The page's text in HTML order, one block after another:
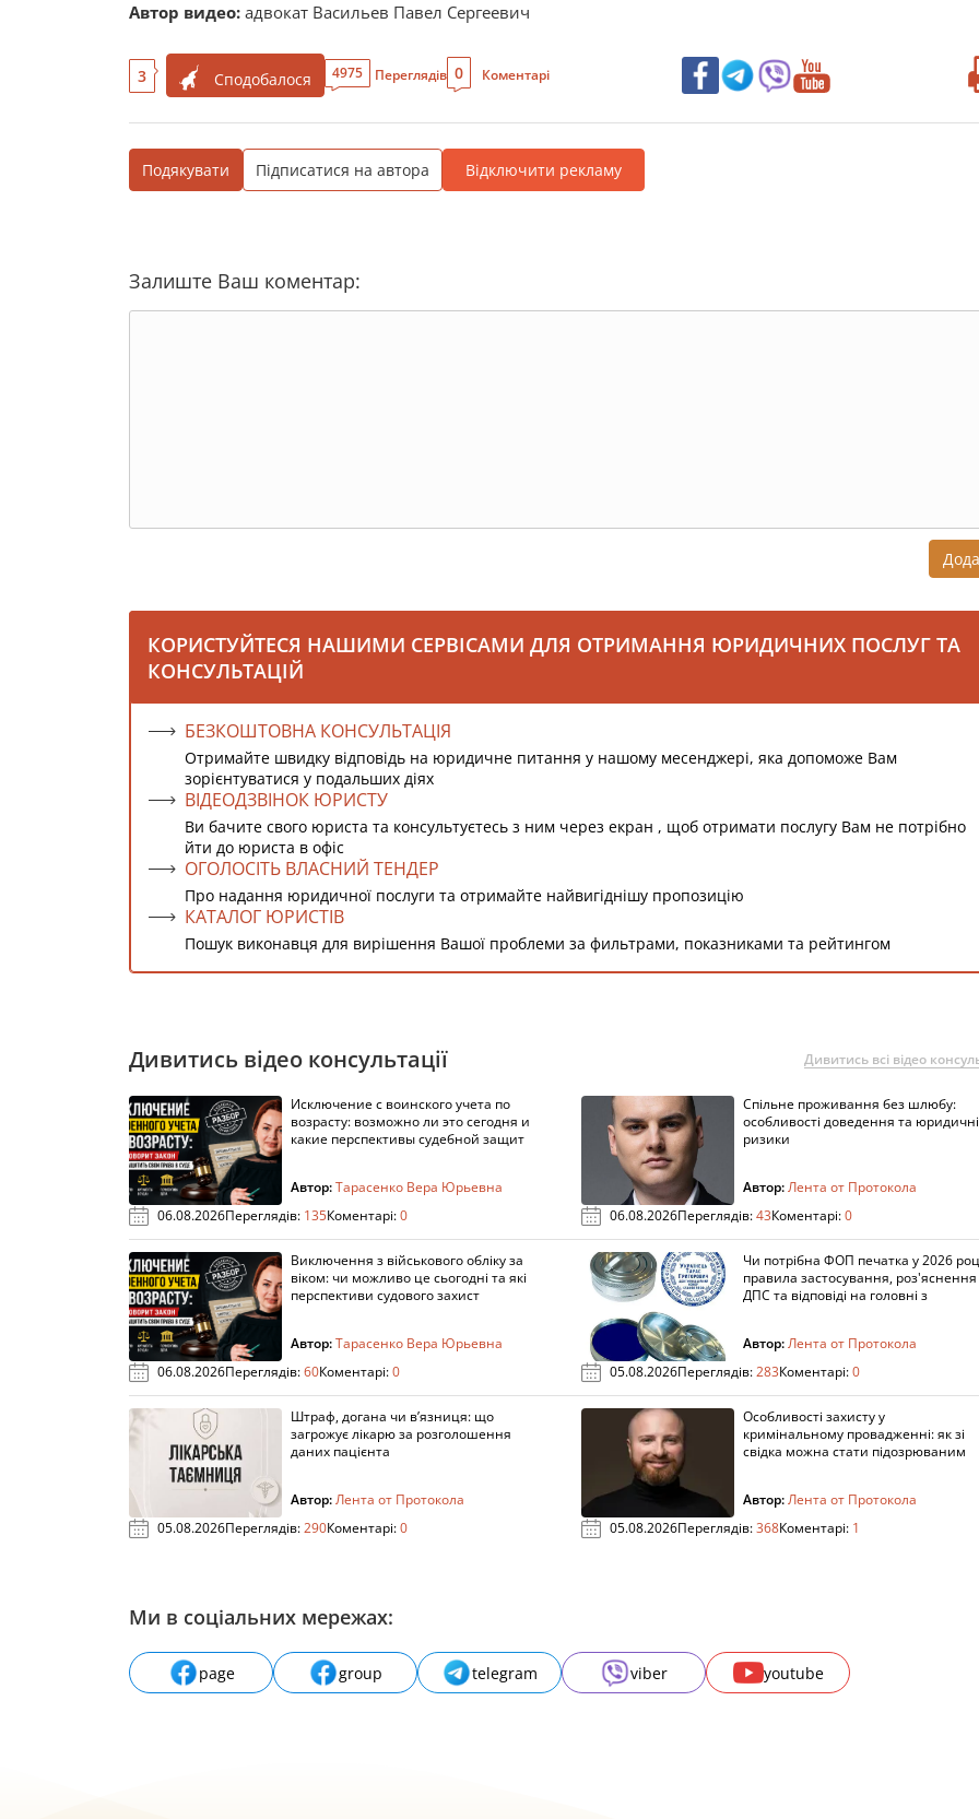
Автор видео: адвокат Васильев Павел Сергеевич
3 Сподобалося 4975 Переглядів 0 Коментарі
Подякувати Підписатися на автора Відключити рекламу
Залиште Ваш коментар:
КОРИСТУЙТЕСЯ НАШИМИ СЕРВІСАМИ ДЛЯ ОТРИМАННЯ ЮРИДИЧНИХ ПОСЛУГ ТА
КОНСУЛЬТАЦІЙ
БЕЗКОШТОВНА КОНСУЛЬТАЦІЯ
Отримайте швидку відповідь на юридичне питання у нашому месенджері, яка допоможе Вам
зорієнтуватися у подальших діях
ВІДЕОДЗВІНОК ЮРИСТУ
Ви бачите свого юриста та консультуєтесь з ним через екран , щоб отримати послугу Вам не потрібно
йти до юриста в офіс
ОГОЛОСІТЬ ВЛАСНИЙ ТЕНДЕР
Про надання юридичної послуги та отримайте найвигіднішу пропозицію
КАТАЛОГ ЮРИСТІВ
Пошук виконавця для вирішення Вашої проблеми за фильтрами, показниками та рейтингом
Дивитись відео консультації Дивитись всі відео
Исключение с воинского учета по
возрасту: возможно ли это сегодня и
какие перспективы судебной защит
Автор:Тарасенко Вера Юрьевна
06.08.2026Переглядів: 135Коментарі:0
Спільне проживання без шлюбу:
особливості доведення та юридичні
ризики
Автор:Лента от Протокола
06.08.2026Переглядів:43Коментарі:0
Виключення з військового обліку за
віком: чи можливо це сьогодні та які
перспективи судового захист
Автор:Тарасенко Вера Юрьевна
06.08.2026Переглядів:60Коментарі:0
Чи потрібна ФОП печатка у 2026
правила застосування, роз'яснення
ДПС та відповіді на головні з
Автор:Лента от Протокола
05.08.2026Переглядів:283Коментарі:0
Штраф, догана чи в’язниця: що
загрожує лікарю за розголошення
даних пацієнта
Автор:Лента от Протокола
05.08.2026Переглядів:290Коментарі:0
Особливості захисту у
кримінальному провадженні: як зі
свідка можна стати підозрюваним
Автор:Лента от Протокола
05.08.2026Переглядів:368Коментарі: 1
Ми в соціальних мережах:
page group telegram viber youtube